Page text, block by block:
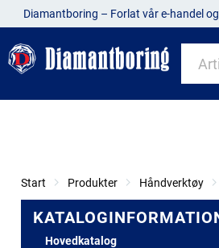
Diamantboring – Forlat vår e-handel
Start Produkter Håndverktøy
Hovedkatalog